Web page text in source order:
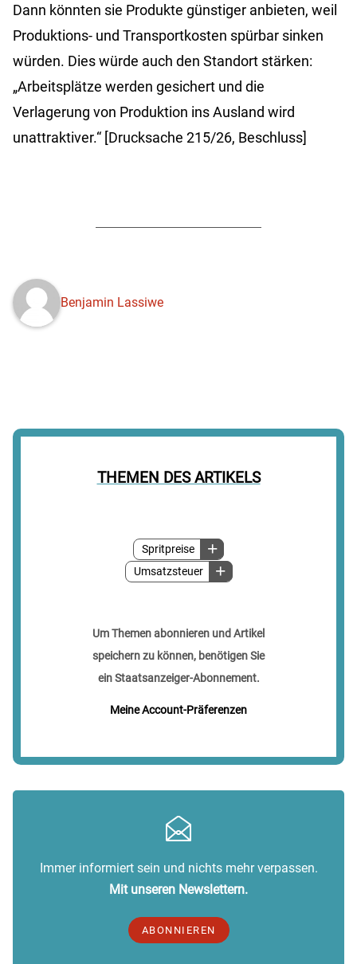
THEMEN DES ARTIKELS
Spritpreise
Umsatzsteuer
Um Themen abonnieren und Artikel
speichern zu können, benötigen Sie
ein Staatsanzeiger-Abonnement.
Meine Account-Präferenzen
Dann könnten sie Produkte günstiger anbieten, weil
Produktions- und Transportkosten spürbar sinken
würden. Dies würde auch den Standort stärken:
„Arbeitsplätze werden gesichert und die
Verlagerung von Produktion ins Ausland wird
unattraktiver.“ [Drucksache 215/26, Beschluss]
Benjamin Lassiwe
Immer informiert sein und nichts mehr verpassen.
Mit unseren Newslettern.
ABONNIEREN